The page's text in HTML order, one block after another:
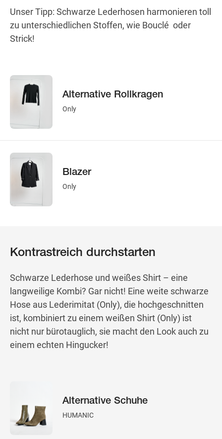
Unser Tipp: Schwarze Lederhosen harmonieren toll
zu unterschiedlichen Stoffen, wie Bouclé oder
Strick!
Alternative Rollkragen
Only
Blazer
Only
Kontrastreich durchstarten
Schwarze Lederhose und weißes Shirt – eine
langweilige Kombi? Gar nicht! Eine weite schwarze
Hose aus Lederimitat (Only), die hochgeschnitten
ist, kombiniert zu einem weißen Shirt (Only) ist
nicht nur bürotauglich, sie macht den Look auch zu
einem echten Hingucker!
Alternative Schuhe
HUMANIC